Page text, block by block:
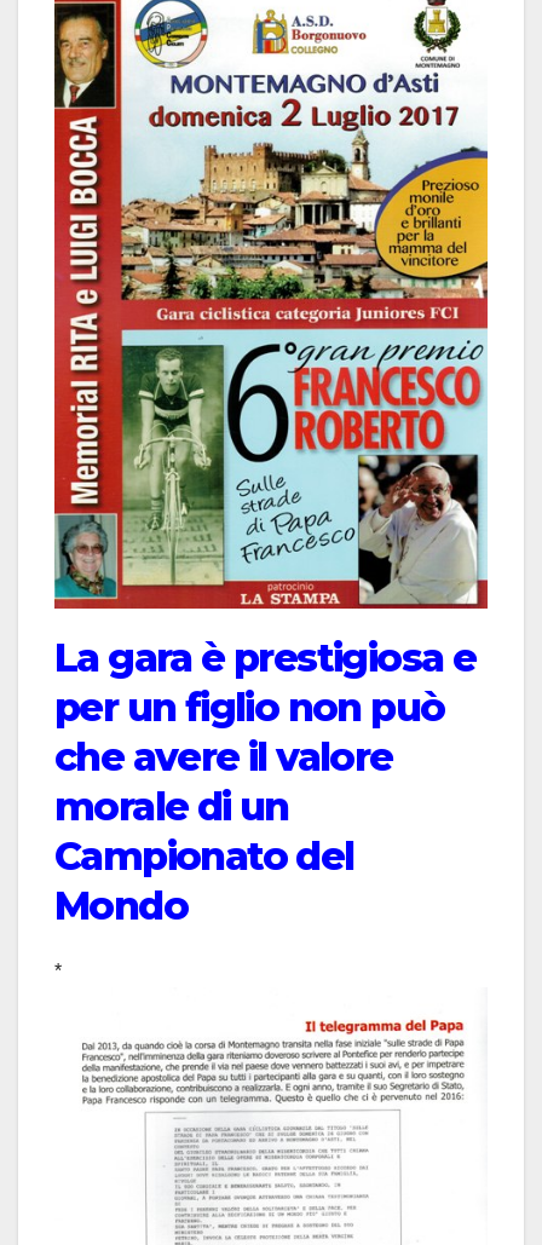
La gara è prestigiosa e
per un figlio non può
che avere il valore
morale di un
Campionato del
Mondo
*